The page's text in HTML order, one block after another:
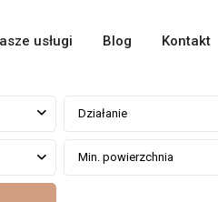
usługi Blog Kontakt
Działanie